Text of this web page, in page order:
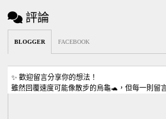
評論
BLOGGER FACEBOOK
✨ 歡迎留言分享你的想法！
雖然回覆速度可能像散步的烏龜🐢，但每一則留